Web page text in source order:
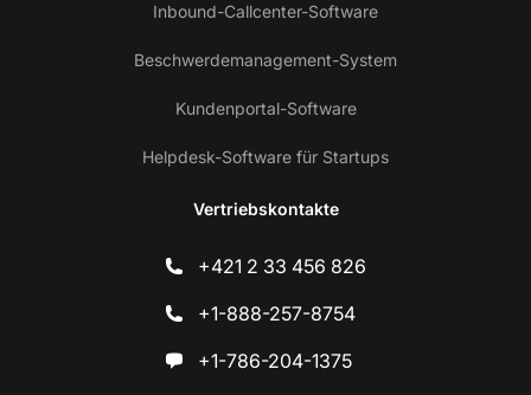
Inbound-Callcenter-Software
Beschwerdemanagement-System
Kundenportal-Software
Helpdesk-Software für Startups
Vertriebskontakte
+421 2 33 456 826
+1-888-257-8754
+1-786-204-1375